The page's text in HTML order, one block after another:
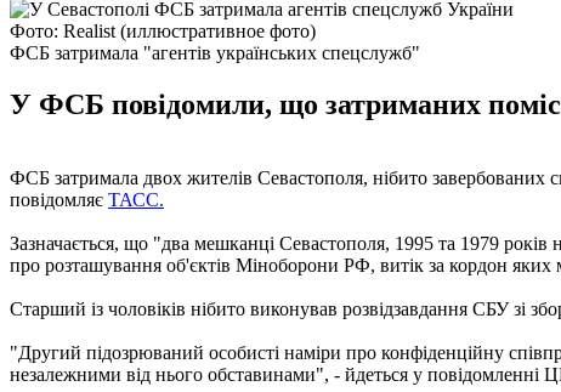
Фото: Realist (иллюстративное фото)
ФСБ затримала "агентів українських спецслужб"
У ФСБ повідомили, що затриманих
ФСБ затримала двох жителів Севастополя, нібито завербованих
повідомляє ТАСС.
Зазначається, що "два мешканці Севастополя, 1995 та 1979
про розташування об'єктів Міноборони РФ, витік за кордон яких
Старший із чоловіків нібито виконував розвідзавдання СБУ зі
"Другий підозрюваний особисті наміри про конфіденційну
незалежними від нього обставинами", - йдеться у повідомленні